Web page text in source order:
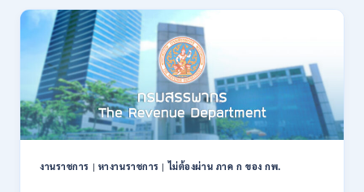
เปิด
รับ
สมัคร
บุคคล
พลเรือน
เป็น
พนักงาน
ราชการ
66
/
งานราชการ | หางานราชการ |ไม่ต้องผ่าน ภาค ก ของ กพ.